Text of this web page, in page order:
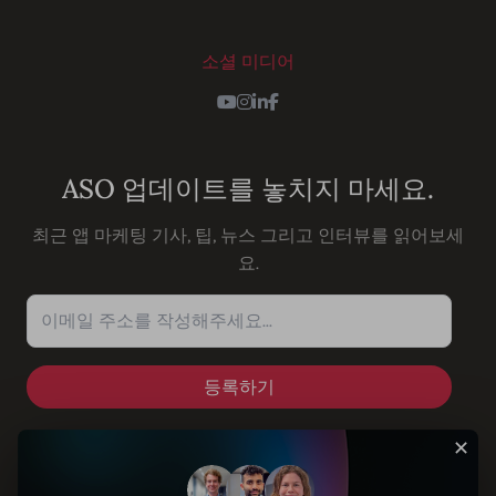
소셜 미디어
Youtube
Instagram
LinkedIn
Facebook
ASO 업데이트를 놓치지 마세요.
최근 앱 마케팅 기사, 팁, 뉴스 그리고 인터뷰를 읽어보세
요.
이메일 주소를 작성해주세요...
✕